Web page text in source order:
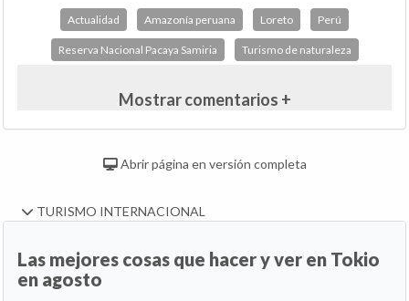
Actualidad Amazonía peruana Loreto Perú
Reserva Nacional Pacaya Samiria Turismo de naturaleza
Mostrar comentarios +
Abrir página en versión completa
TURISMO INTERNACIONAL
Las mejores cosas que hacer y ver en Tokio
en agosto